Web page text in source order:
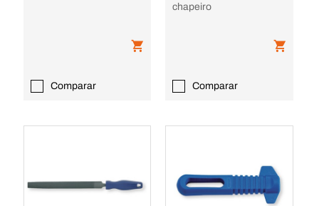
Comparar
chapeiro
Comparar